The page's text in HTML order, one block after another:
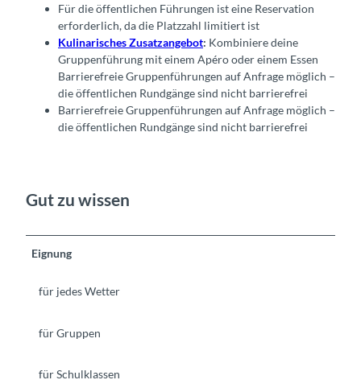
Für die öffentlichen Führungen ist eine Reservation
erforderlich, da die Platzzahl limitiert ist
Kulinarisches Zusatzangebot: Kombiniere deine
Gruppenführung mit einem Apéro oder einem Essen
Barrierefreie Gruppenführungen auf Anfrage möglich –
die öffentlichen Rundgänge sind nicht barrierefrei
Barrierefreie Gruppenführungen auf Anfrage möglich –
die öffentlichen Rundgänge sind nicht barrierefrei
Gut zu wissen
Eignung
für jedes Wetter
für Gruppen
für Schulklassen